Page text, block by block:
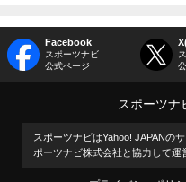
Facebook
スポーツナビ
公式ページ
スポーツナ
スポーツナビはYahoo! JAPANの
ポーツナビ株式会社と協力して運